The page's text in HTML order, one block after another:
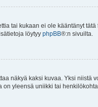
tai kukaan ei ole kääntänyt
löytyy phpBB®:n sivuilta.
näkyä kaksi kuvaa. Yksi
yleensä uniikki tai